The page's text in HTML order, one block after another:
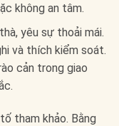
không an tâm.
yêu sự thoải mái.
và thích kiểm soát.
cản trong giao
tham khảo. Bằng